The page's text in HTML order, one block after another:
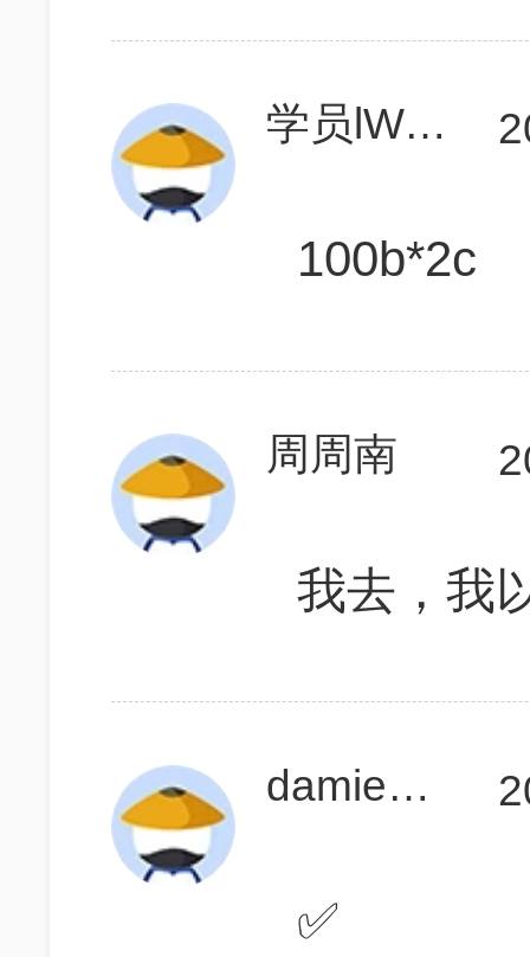
学员lWuH2t
100b*2c
周周南
我去，我
damienliu9
✅